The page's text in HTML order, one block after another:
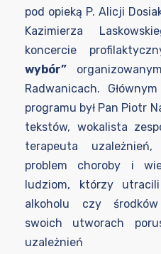
pod opieką P. Alicji
Kazimierza
koncercie
wybór”
Radwanicach.
programu był Pan Piotr
tekstów, wokalista
terapeuta
problem choroby i
ludziom, którzy
alkoholu czy
swoich utworach
uzależnień